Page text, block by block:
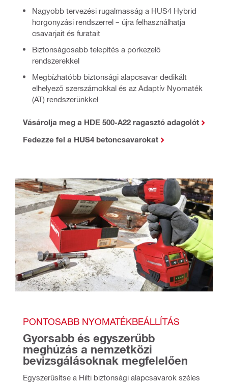
Nagyobb tervezési rugalmasság a HUS4 Hybrid
horgonyzási rendszerrel – újra felhasználhatja
csavarjait és furatait
Biztonságosabb telepítés a porkezelő
rendszerekkel
Megbízhatóbb biztonsági alapcsavar dedikált
elhelyező szerszámokkal és az Adaptív Nyomaték
(AT) rendszerünkkel
Vásárolja meg a HDE 500-A22 ragasztó adagolót
Fedezze fel a HUS4 betoncsavarokat
PONTOSABB NYOMATÉKBEÁLLÍTÁS
Gyorsabb és egyszerűbb
meghúzás a nemzetközi
bevizsgálásoknak megfelelően
Egyszerűsítse a Hilti biztonsági alapcsavarok széles